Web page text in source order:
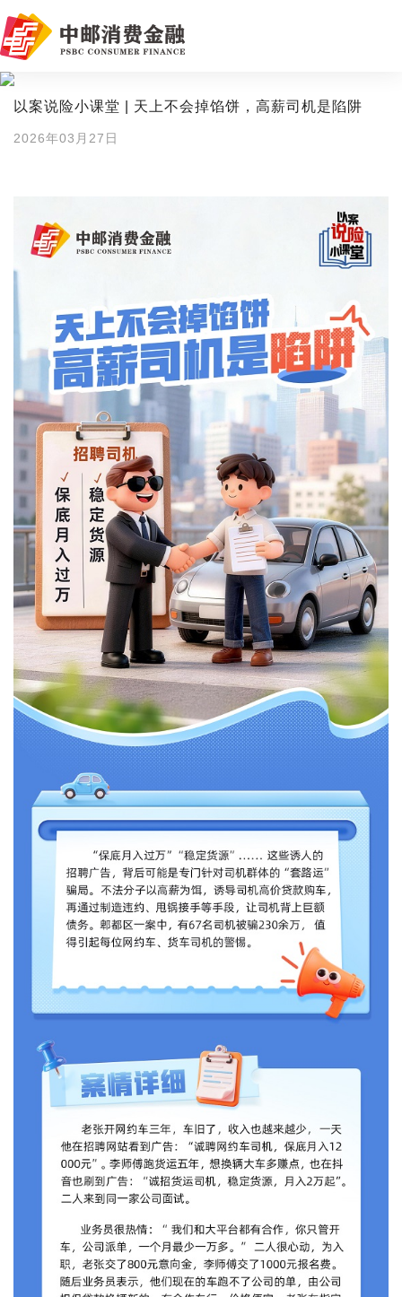
以案说险小课堂 | 天上不会掉馅饼，高薪司机是陷阱
2026年03月27日